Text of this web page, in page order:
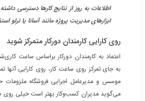
اطلاعات به روز از نتایج کارها دسترسی
ابزارهای مدیریت پروژه مانند آسانا یا ترلو
روی کارایی کارمندان دورکار متمرکز شوید
اعتماد به کارمندان دورکار براساس ساعت
به جای تمرکز روی ساعت کار، روی کارایی آنها
می‌گوید مدیران کسب‌وکار بهتر است خیلی